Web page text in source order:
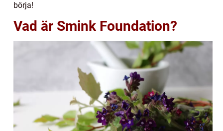
börja!
Vad är Smink Foundation?